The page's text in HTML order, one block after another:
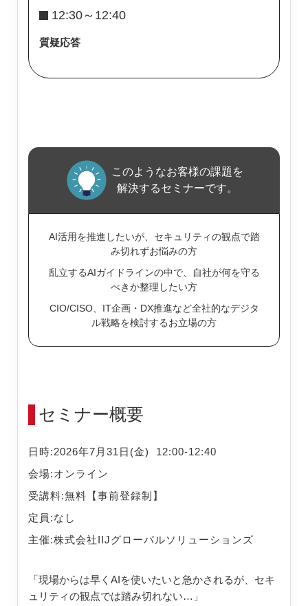
12:30～12:40
質疑応答
このようなお客様の課題を
解決するセミナーです。
AI活用を推進したいが、セキュリティの観点で踏
み切れずお悩みの方
乱立するAIガイドラインの中で、自社が何を守る
べきか整理したい方
CIO/CISO、IT企画・DX推進など全社的なデジタ
ル戦略を検討するお立場の方
セミナー概要
日時:2026年7月31日(金)
12:00-12:40
会場:オンライン
受講料:無料【事前登録制】
定員:なし
主催:株式会社IIJグローバルソリューションズ
「現場からは早くAIを使いたいと急かされるが、セキ
ュリティの観点では踏み切れない…」